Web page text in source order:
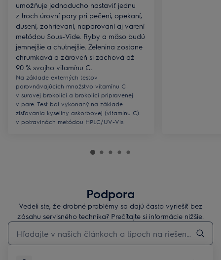
umožňuje jednoducho nastaviť jednu
z troch úrovní pary pri pečení, opekaní,
dusení, zohrievaní, naparovaní aj varení
metódou Sous-Vide. Ryby a mäso budú
jemnejšie a chutnejšie. Zelenina zostane
chrumkavá a zároveň si zachová až
90 % svojho vitamínu C.
Na základe externých testov
porovnávajúcich množstvo vitamínu C
v surovej brokolici a brokolici pripravenej
v pare. Test bol vykonaný na základe
zisťovania kyseliny askorbovej (vitamínu C)
v potravinách metódou HPLC/UV-Vis
Podpora
Vedeli ste, že drobné problémy sa dajú často vyriešiť bez
zásahu servisného technika? Prečítajte si informácie nižšie.
Pre vyhľadávanie v článkoch technickej podpory začnite písať